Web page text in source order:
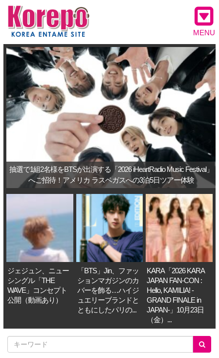
MENU
抽選で1組2名様をBTSが出演する「2026 iHeartRadio Music Festival」
へご招待！アメリカ ラスベガスへの3泊5日ツアー体験
ジェジュン、ニュー
シングル「THE
WAVE」コンセプト
公開（動画あり）
「BTS」Jin、ファッ
ションマガジンのカ
バーを飾る…ハイジ
ュエリーブランドと
ともにしたパリの...
KARA「2026 KARA
JAPAN FAN-CON :
Hello, KAMILIA! -
GRAND FINALE in
JAPAN-」10月23日
（金）...